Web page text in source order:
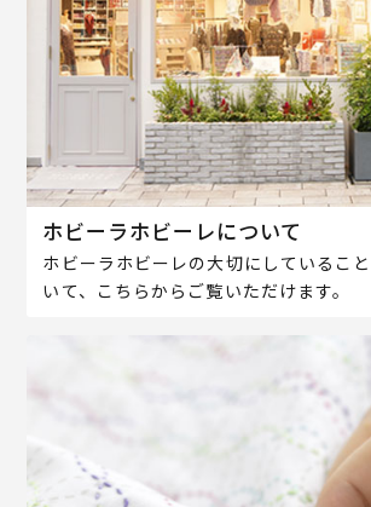
ホビーラホビーレについて
ホビーラホビーレの大切にしているこ
いて、こちらからご覧いただけます。